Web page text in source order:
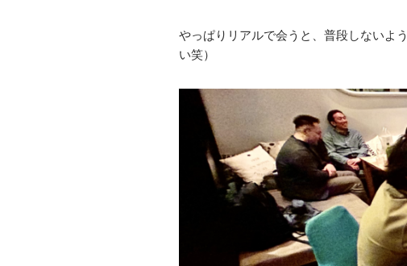
やっぱりリアルで会うと、普段しないよ
い笑）